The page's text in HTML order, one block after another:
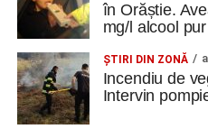
COMERCIAL
Adaugă
în Orăștie.
mg/l alcool
ŞTIRI DIN ZONĂ
Incendiu de
Intervin